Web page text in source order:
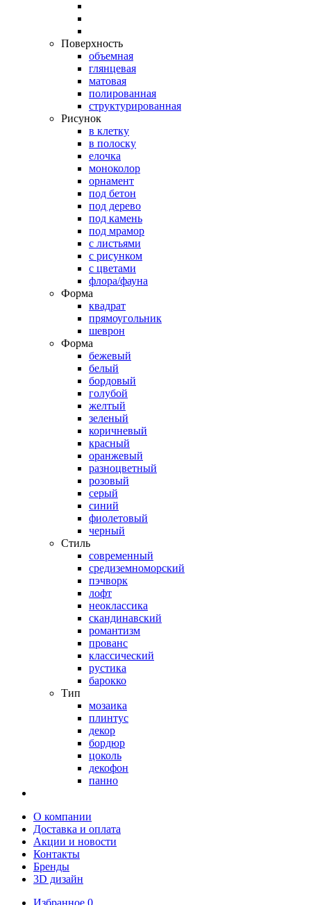
Поверхность
объемная
глянцевая
матовая
полированная
структурированная
Рисунок
в клетку
в полоску
елочка
моноколор
орнамент
под бетон
под дерево
под камень
под мрамор
с листьями
с рисунком
с цветами
флора/фауна
Форма
квадрат
прямоугольник
шеврон
Форма
бежевый
белый
бордовый
голубой
желтый
зеленый
коричневый
красный
оранжевый
разноцветный
розовый
серый
синий
фиолетовый
черный
Стиль
современный
средиземноморский
пэчворк
лофт
неоклассика
скандинавский
романтизм
прованс
классический
рустика
барокко
Тип
мозаика
плинтус
декор
бордюр
цоколь
декофон
панно
О компании
Доставка и оплата
Акции и новости
Контакты
Бренды
3D дизайн
Избранное 0